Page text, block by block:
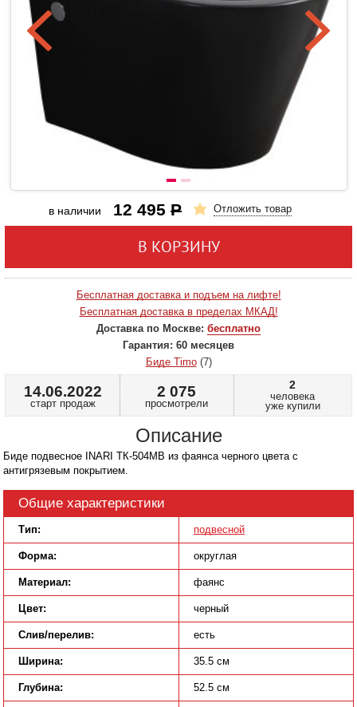
в наличии 12 495 Р Отложить товар
В КОРЗИНУ
Бесплатная доставка и подъем на лифте!
Бесплатная доставка в пределах МКАД!
Доставка по Москве: бесплатно
Гарантия: 60 месяцев
Биде Timo (7)
14.06.2022
старт продаж
2 075
просмотрели
2
человека
уже купили
Описание
Биде подвесное INARI ТК-504МВ из фаянса черного цвета с
антигрязевым покрытием.
Общие характеристики
Тип: подвесной
Форма: округлая
Материал: фаянс
Цвет: черный
Слив/перелив: есть
Ширина: 35.5 см
Глубина: 52.5 см